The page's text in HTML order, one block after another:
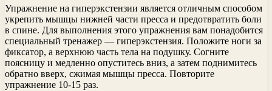
Упражнение на гиперэкстензии является отличным способом
укрепить мышцы нижней части пресса и предотвратить боли
в спине. Для выполнения этого упражнения вам понадобится
специальный тренажер — гиперэкстензия. Положите ноги за
фиксатор, а верхнюю часть тела на подушку. Согните
поясницу и медленно опуститесь вниз, а затем поднимитесь
обратно вверх, сжимая мышцы пресса. Повторите
упражнение 10-15 раз.